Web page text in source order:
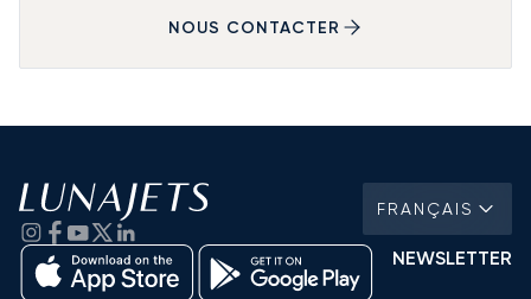
NOUS CONTACTER
FRANÇAIS
NEWSLETTER